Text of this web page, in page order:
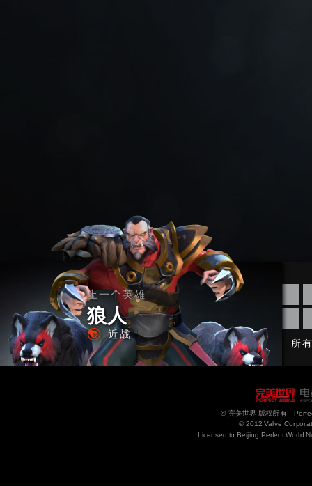
上一个英雄
狼人
近战
所
© 完美世界 版权所有
© 2012 Valve
Licensed to Beijing Perfect World